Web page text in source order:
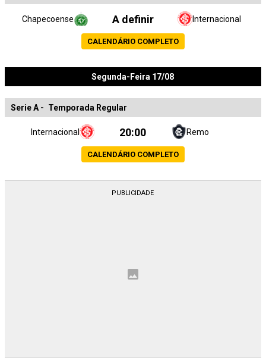
Chapecoense A definir Internacional
CALENDÁRIO COMPLETO
Segunda-Feira 17/08
Serie A - Temporada Regular
Internacional 20:00 Remo
CALENDÁRIO COMPLETO